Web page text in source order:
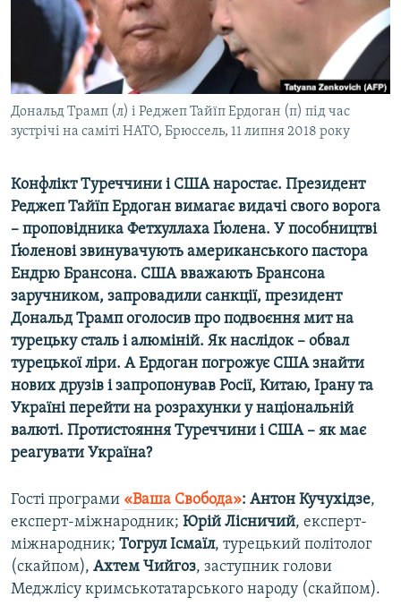
ВІДЕОУРОКИ «ELIFBE»
СВІДЧЕННЯ ОКУПАЦІЇ
УКРАЇНСЬКА ПРОБЛЕМА КРИМУ
ІНФОГРАФІКА
Русский
Qırımtatar
ДОЛУЧАЙСЯ!
Усі сайти RFE/RL
Дональд Трамп (л) і Реджеп Тайїп Ердоган (п) під час
зустрічі на саміті НАТО, Брюссель, 11 липня 2018 року
Конфлікт Туреччини і США наростає. Президент
Реджеп Тайїп Ердоган вимагає видачі свого ворога
– проповідника Фетхуллаха Ґюлена. У пособництві
Ґюленові звинувачують американського пастора
Ендрю Брансона. США вважають Брансона
заручником, запровадили санкції, президент
Дональд Трамп оголосив про подвоєння мит на
турецьку сталь і алюміній. Як наслідок – обвал
турецької ліри. А Ердоган погрожує США знайти
нових друзів і запропонував Росії, Китаю, Ірану та
Україні перейти на розрахунки у національній
валюті. Протистояння Туреччини і США – як має
реагувати Україна?
Гості програми «Ваша Свобода»: Антон Кучухідзе,
експерт-міжнародник; Юрій Лісничий, експерт-
міжнародник; Тогрул Ісмаїл, турецький політолог
(скайпом), Ахтем Чийгоз, заступник голови
Меджлісу кримськотатарського народу (скайпом).